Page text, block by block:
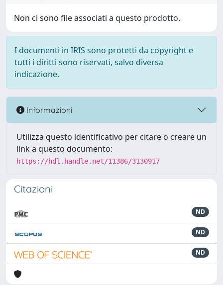
Non ci sono file associati a questo prodotto.
I documenti in IRIS sono protetti da copyright e
tutti i diritti sono riservati, salvo diversa
indicazione.
Informazioni
Utilizza questo identificativo per citare o creare un
link a questo documento:
https://hdl.handle.net/11386/3130917
Citazioni
ND
ND
ND